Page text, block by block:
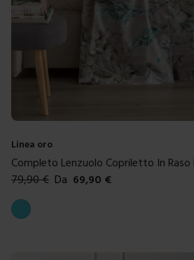
Linea oro
Completo Lenzuolo Copriletto In Raso
79,90€ Da 69,90 €
Colori disponibili
Azzurro